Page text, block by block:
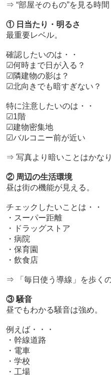
⇒ “部屋そのもの”を見る時間
① 日当たり・明るさ
最重要レベル。
確認したいのは・・
☑何時まで日が入る？
☑隣建物の影は？
☑北向きでも暗すぎない？
特に注意したいのは・・
☑1階
☑建物密集地
☑バルコニー前が近い
⇒ 写真より暗いことはかな
② 周辺の生活環境
昼は街の機能が見える。
チェックしたいことは・・
・スーパー距離
・ドラッグストア
・病院
・保育園
・飲食店
⇒ 「毎日使う導線」を歩く
③ 騒音
昼でもわかる騒音は強め。
例えば・・・
・幹線道路
・電車
・学校
・工場